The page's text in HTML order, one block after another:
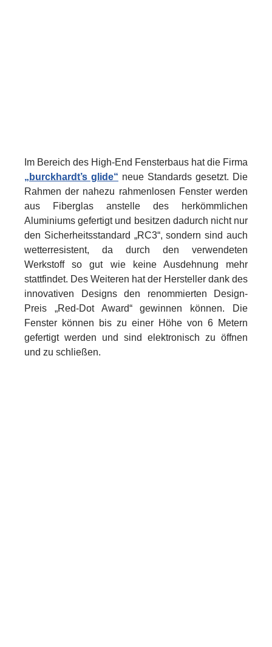
Im Bereich des High-End Fensterbaus hat die Firma
„burckhardt’s glide“ neue Standards gesetzt. Die
Rahmen der nahezu rahmenlosen Fenster werden
aus Fiberglas anstelle des herkömmlichen
Aluminiums gefertigt und besitzen dadurch nicht nur
den Sicherheitsstandard „RC3“, sondern sind auch
wetterresistent, da durch den verwendeten
Werkstoff so gut wie keine Ausdehnung mehr
stattfindet. Des Weiteren hat der Hersteller dank des
innovativen Designs den renommierten Design-
Preis „Red-Dot Award“ gewinnen können. Die
Fenster können bis zu einer Höhe von 6 Metern
gefertigt werden und sind elektronisch zu öffnen
und zu schließen.